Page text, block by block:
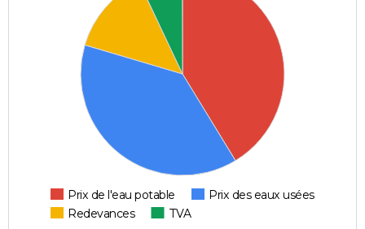
Prix de l'eau potable
Prix des eaux usées
Redevances
TVA